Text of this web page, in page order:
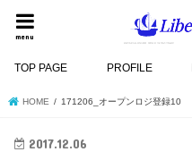
menu
TOP PAGE PROFILE
HOME 171206_オープンロジ登録10
2017.12.06